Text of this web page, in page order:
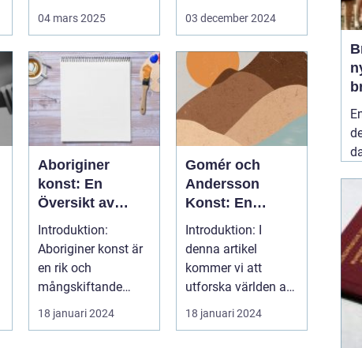
04 mars 2025
arbetsmiljö s...
03 december 2024
Aboriginer
konst: En
Översikt av
Konstformen
från Australiens
Urinvånare
Introduktion:
Aboriginer konst är
en rik och
mångskiftande
konstform som
härstammar från
18 januari 2024
Gomér och
Andersson
Konst: En
Fördjupande
Översikt
Introduktion: I
denna artikel
kommer vi att
utforska världen av
Gomér och
Andersson konst,
18 januari 2024